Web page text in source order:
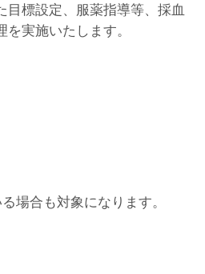
目標設定、服薬指導等、採血
実施いたします。
場合も対象になります。